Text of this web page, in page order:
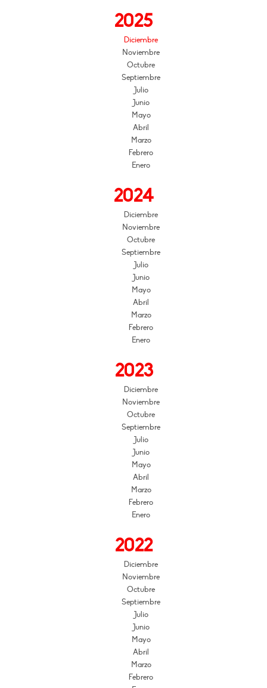
2025
Diciembre
Noviembre
Octubre
Septiembre
Julio
Junio
Mayo
Abril
Marzo
Febrero
Enero
2024
Diciembre
Noviembre
Octubre
Septiembre
Julio
Junio
Mayo
Abril
Marzo
Febrero
Enero
2023
Diciembre
Noviembre
Octubre
Septiembre
Julio
Junio
Mayo
Abril
Marzo
Febrero
Enero
2022
Diciembre
Noviembre
Octubre
Septiembre
Julio
Junio
Mayo
Abril
Marzo
Febrero